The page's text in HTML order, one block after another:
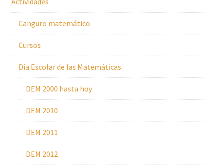
Canguro matemático
Cursos
Día Escolar de las Matemáticas
DEM 2000 hasta hoy
DEM 2010
DEM 2011
DEM 2012